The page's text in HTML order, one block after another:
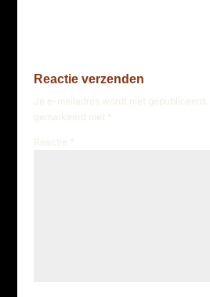
Reactie verzenden
Je e-mailadres wordt niet gepubliceerd.
gemarkeerd met *
Reactie *